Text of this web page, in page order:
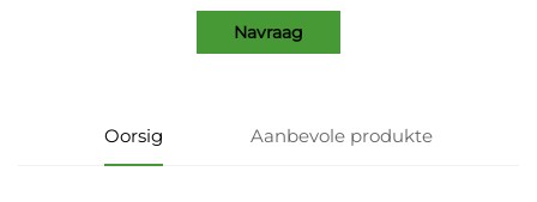
Navraag
Oorsig Aanbevole produkte